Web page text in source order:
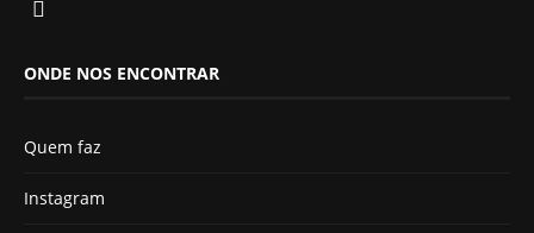
ONDE NOS ENCONTRAR
Quem faz
Instagram